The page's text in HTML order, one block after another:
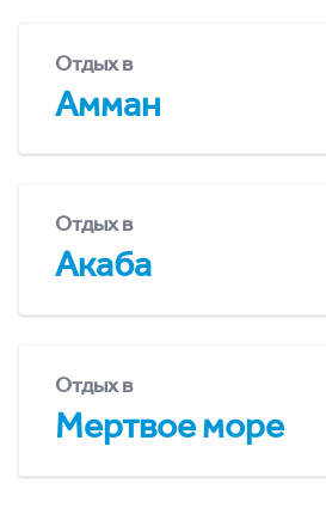
Отдых в
Амман
Отдых в
Акаба
Отдых в
Мертвое море